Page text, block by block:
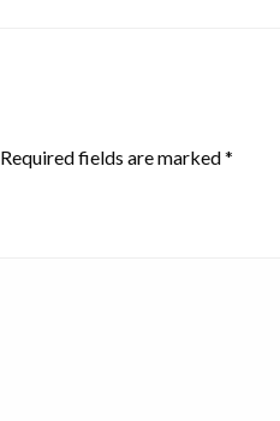
Required fields are marked*